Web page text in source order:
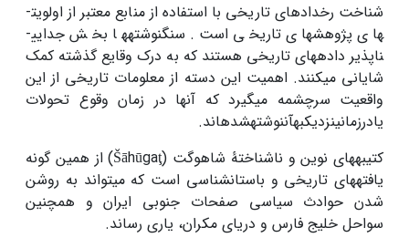
شناخت رخدادهای تاریخی با استفاده از منابع معتبر از اولویت­
های پژوهش­های تاریخی است. سنگ­نوشته­ها بخش جدایی­
ناپذیر داده­های تاریخی هستند که به درک وقایع گذشته کمک
شایانی می­کنند. اهمیت این دسته از معلومات تاریخی از این
واقعیت سرچشمه می­گیرد که آنها در زمان وقوع تحولات
یادرزمانینزدیکبهآننوشتهشده­اند.
کتیبه­های نوین و ناشناختۀ شاهوگت (Šāhūgaţ) از همین گونه
یافته­های تاریخی و باستان­شناسی است که می­تواند به روشن
شدن حوادث سیاسی صفحات جنوبی ایران و همچنین
سواحل خلیج فارس و دریای مکران، یاری رساند.